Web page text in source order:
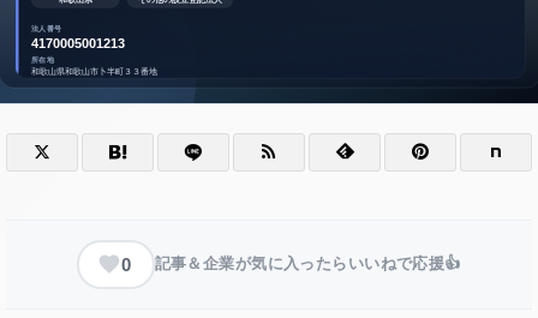
0 記事＆企業が気に入ったらいいねで応援👍